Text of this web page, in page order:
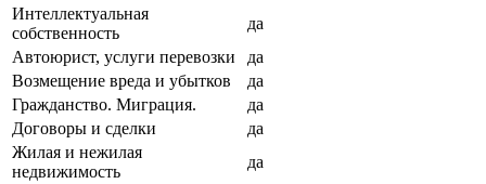
Интеллектуальная
собственность
да
Автоюрист, услуги перевозки
да
Возмещение вреда и убытков
да
Гражданство. Миграция.
да
Договоры и сделки
да
Жилая и нежилая
недвижимость
да